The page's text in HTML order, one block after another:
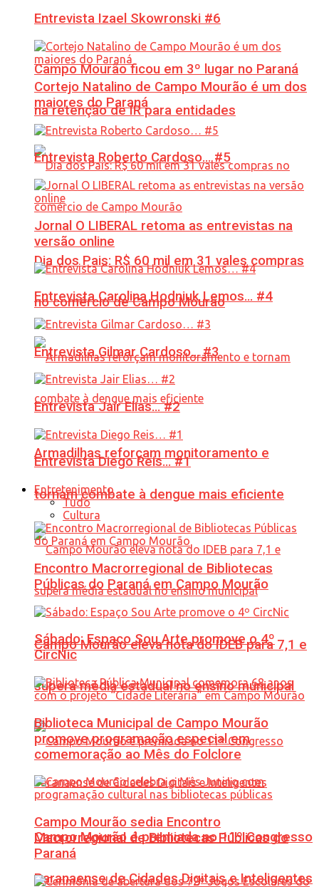
Campo Mourão ficou em 3º lugar no Paraná
na retenção de IR para entidades
Dia dos Pais: R$ 60 mil em 31 vales compras
no comércio de Campo Mourão
Armadilhas reforçam monitoramento e
tornam combate à dengue mais eficiente
Campo Mourão eleva nota do IDEB para 7,1 e
supera média estadual no ensino municipal
Campo Mourão é premiada no 11º Congresso
Paranaense de Cidades Digitais e Inteligentes
Entrevista Izael Skowronski #6
Cortejo Natalino de Campo Mourão é um dos
maiores do Paraná
Entrevista Roberto Cardoso… #5
Jornal O LIBERAL retoma as entrevistas na
versão online
Entrevista Carolina Hodniuk Lemos… #4
Entrevista Gilmar Cardoso… #3
Entrevista Jair Elias… #2
Entrevista Diego Reis… #1
Entretenimento
Tudo
Cultura
Encontro Macrorregional de Bibliotecas
Públicas do Paraná em Campo Mourão
Sábado: Espaço Sou Arte promove o 4º
CircNic
Biblioteca Municipal de Campo Mourão
promove programação especial em
comemoração ao Mês do Folclore
Campo Mourão sedia Encontro
Macrorregional de Bibliotecas Públicas do
Paraná